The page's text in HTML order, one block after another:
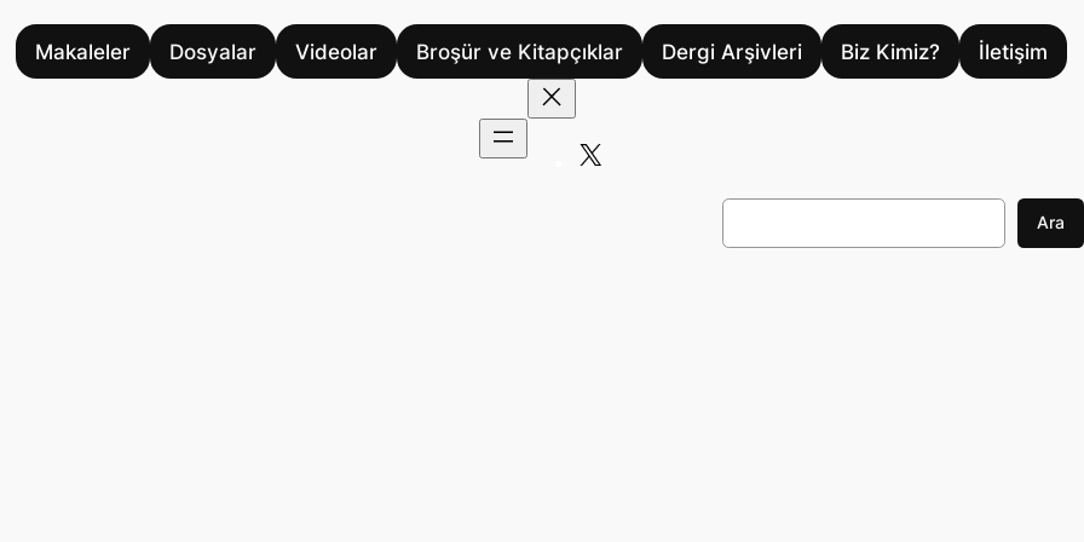
Makaleler Dosyalar Videolar Broşür ve Kitapçıklar Dergi Arşivleri Biz Kimiz? İletişim
A
Ara